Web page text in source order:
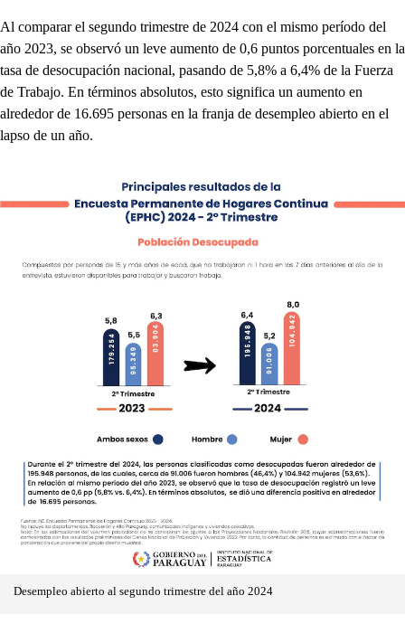
Al comparar el segundo trimestre de 2024 con el mismo período del
año 2023, se observó un leve aumento de 0,6 puntos porcentuales en la
tasa de desocupación nacional, pasando de 5,8% a 6,4% de la Fuerza
de Trabajo. En términos absolutos, esto significa un aumento en
alrededor de 16.695 personas en la franja de desempleo abierto en el
lapso de un año.
Desempleo abierto al segundo trimestre del año 2024